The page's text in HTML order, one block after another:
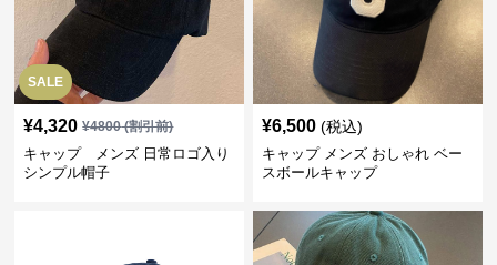
SALE
¥4,320 ¥4800(割引前)
キャップ メンズ 日常ロゴ入り
シンプル帽子
¥6,500 (税込)
キャップ メンズ おしゃれ ベー
スボールキャップ